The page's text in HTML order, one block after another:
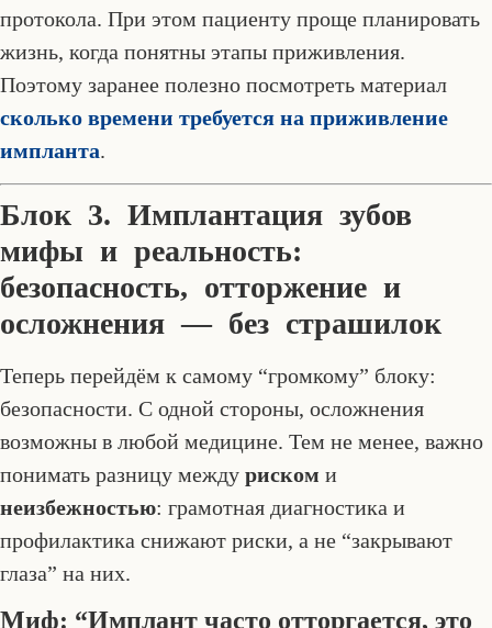
протокола. При этом пациенту проще планировать
жизнь, когда понятны этапы приживления.
Поэтому заранее полезно посмотреть материал
сколько времени требуется на приживление
импланта.
Блок 3. Имплантация зубов
мифы и реальность:
безопасность, отторжение и
осложнения — без страшилок
Теперь перейдём к самому “громкому” блоку:
безопасности. С одной стороны, осложнения
возможны в любой медицине. Тем не менее, важно
понимать разницу между риском и
неизбежностью: грамотная диагностика и
профилактика снижают риски, а не “закрывают
глаза” на них.
Миф: “Имплант часто отторгается, это